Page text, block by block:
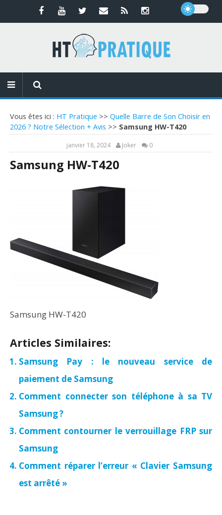
Vous êtes ici : HT Pratique >> Quelle Barre de Son Choisir en
2026 ? Notre Sélection + Avis >> Samsung HW-T420
janvier 18, 2024 Joker 0
Samsung HW-T420
Samsung HW-T420
Articles Similaires:
Samsung Pay : le nouveau service de
paiement de Samsung
Comment connecter son téléphone à sa TV
Samsung ?
Comment contourner le verrouillage FRP sur
Samsung
Comment réparer l’erreur « Clavier Samsung
est arrêté »